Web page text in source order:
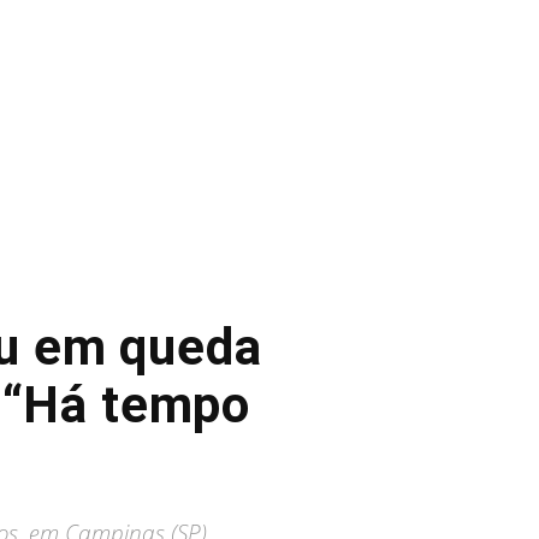
em queda
tempo